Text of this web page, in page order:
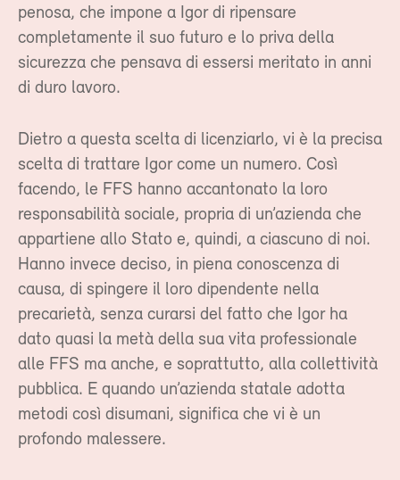
penosa, che impone a Igor di ripensare
completamente il suo futuro e lo priva della
sicurezza che pensava di essersi meritato in anni
di duro lavoro.
Dietro a questa scelta di licenziarlo, vi è la precisa
scelta di trattare Igor come un numero. Così
facendo, le FFS hanno accantonato la loro
responsabilità sociale, propria di un’azienda che
appartiene allo Stato e, quindi, a ciascuno di noi.
Hanno invece deciso, in piena conoscenza di
causa, di spingere il loro dipendente nella
precarietà, senza curarsi del fatto che Igor ha
dato quasi la metà della sua vita professionale
alle FFS ma anche, e soprattutto, alla collettività
pubblica. E quando un’azienda statale adotta
metodi così disumani, significa che vi è un
profondo malessere.